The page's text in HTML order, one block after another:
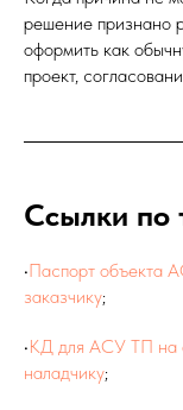
решение признано
оформить как
проект,
Ссылки по
•Паспорт объекта
заказчику;
•КД для АСУ ТП на
наладчику;